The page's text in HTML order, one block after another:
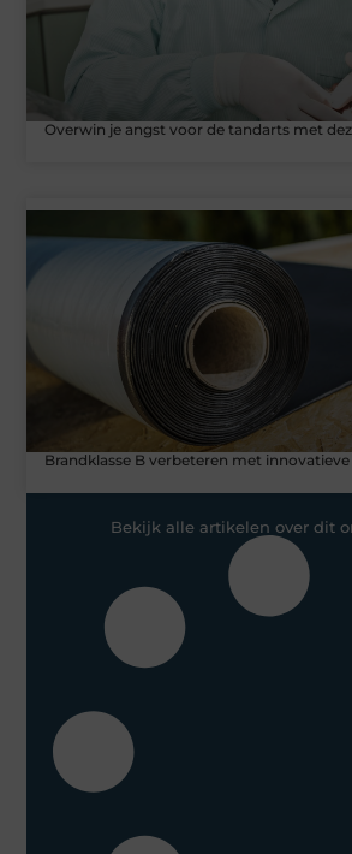
Overwin je angst voor de tandarts met
Brandklasse B verbeteren met
Bekijk alle artikelen over dit